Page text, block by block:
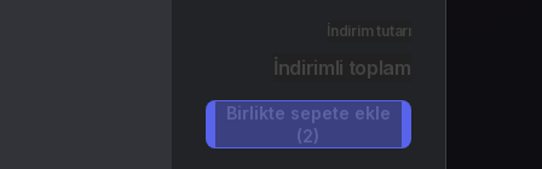
İndirim tutarı
İndirimli toplam
Birlikte sepete ekle
(2)